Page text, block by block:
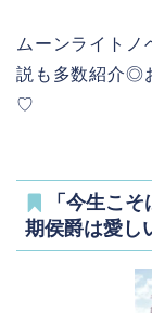
ムーンライトノ
説も多数紹介◎
♡
「今生こ
期侯爵は愛し